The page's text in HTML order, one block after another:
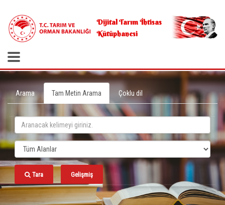
Dijital Tarım İhtisas
Kütüphanesi
Arama Tam Metin Arama Çoklu dil
Tara Gelişmiş